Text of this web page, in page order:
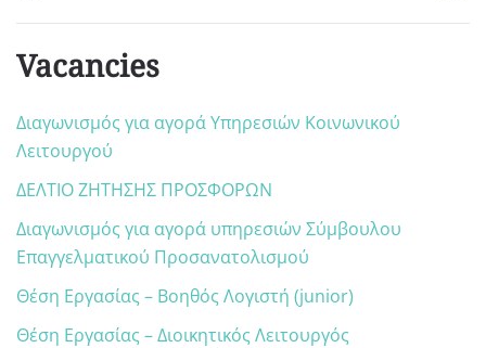
Vacancies
Διαγωνισμός για αγορά Υπηρεσιών Κοινωνικού
Λειτουργού
ΔΕΛΤΙΟ ΖΗΤΗΣΗΣ ΠΡΟΣΦΟΡΩΝ
Διαγωνισμός για αγορά υπηρεσιών Σύμβουλου
Επαγγελματικού Προσανατολισμού
Θέση Εργασίας – Βοηθός Λογιστή (junior)
Θέση Εργασίας – Διοικητικός Λειτουργός